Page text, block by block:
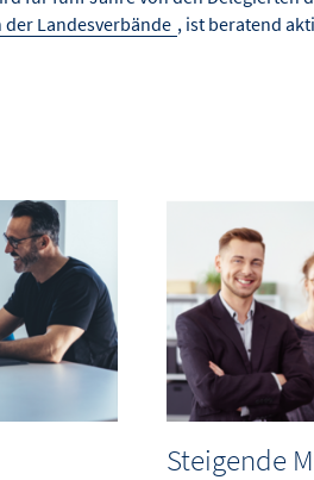
Landesverbände , ist beratend
Steigende